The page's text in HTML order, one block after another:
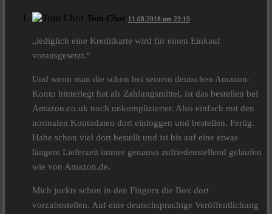
Tom Chor 11.08.2018 um 23:19
„lediglich eine Kreditkarte wird für einen Einkauf
vorausgesetzt.“
Und wenn man die schon bei seinem deutschen Amazon-
Konto hinterlegt hat als Zahlungsmittel, ist das bestellen bei
Amazon.co.uk noch unkomplizierter. Also einfach mit den
normalen Kontodaten dort einloggen und bestellen. Fertig.
Habe schon viel dort bestellt und ist bis auf eine etwas
längere Lieferzeit immer genauso zufriedenstellend gelaufen
wie von Amazon.de.
Mich juckts schon in den Fingern die Box dort
vorzubestellen. Auf eine deutschsprachige Veröffentlichung